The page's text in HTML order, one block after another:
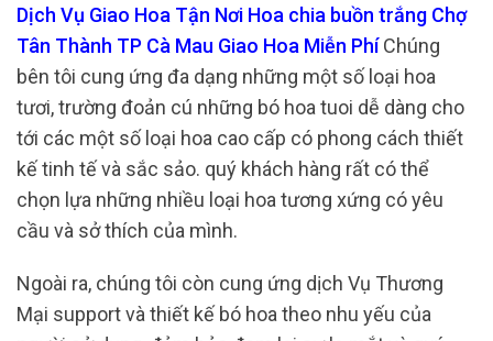
Dịch Vụ Giao Hoa Tận Nơi Hoa chia buồn trắng Chợ
Tân Thành TP Cà Mau Giao Hoa Miễn PhíChúng
bên tôi cung ứng đa dạng những một số loại hoa
tươi, trường đoản cú những bó hoa tuoi dễ dàng cho
tới các một số loại hoa cao cấp có phong cách thiết
kế tinh tế và sắc sảo. quý khách hàng rất có thể
chọn lựa những nhiều loại hoa tương xứng có yêu
cầu và sở thích của mình.
Ngoài ra, chúng tôi còn cung ứng dịch Vụ Thương
Mại support và thiết kế bó hoa theo nhu yếu của